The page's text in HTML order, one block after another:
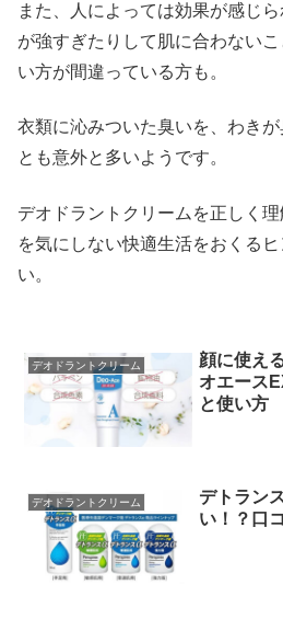
また、人によっては効果が感じ
が強すぎたりして肌に合わない
い方が間違っている方も。
衣類に沁みついた臭いを、わき
とも意外と多いようです。
デオドラントクリームを正しく
を気にしない快適生活をおくる
い。
デオドラントクリーム
顔に使え
オエース
と使い方
デオドラントクリーム
デトラン
い！？口